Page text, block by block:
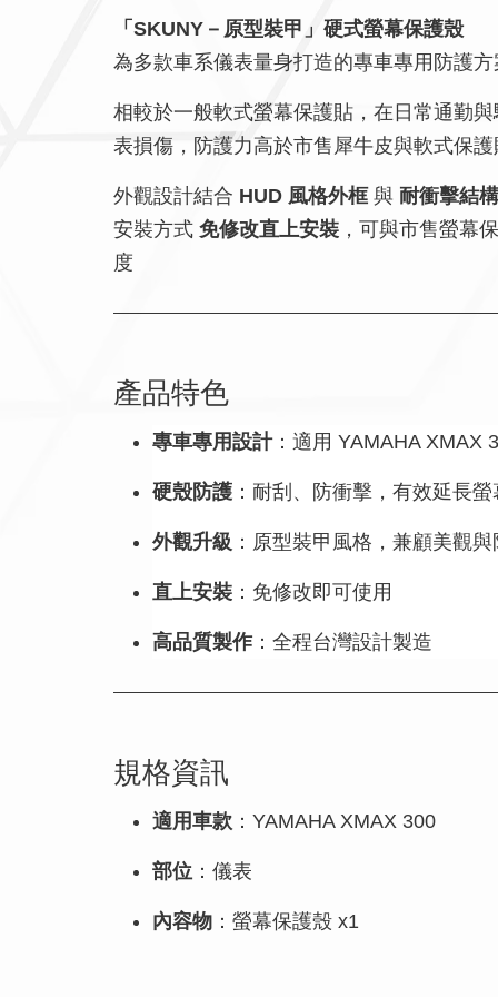
「SKUNY－原型裝甲」硬式螢幕保護殼
為多款車系儀表量身打造的專車專用防護
相較於一般軟式螢幕保護貼，在日常通勤
表損傷，防護力高於市售犀牛皮與軟式保護
外觀設計結合 HUD 風格外框與 耐衝擊結構
安裝方式 免修改直上安裝 ，可與市售螢幕
度
產品特色
專車專用設計：適用 YAMAHA XMAX
硬殼防護 ：耐刮、防衝擊，有效延長
外觀升級 ：原型裝甲風格，兼顧美觀與
直上安裝 ：免修改即可使用
高品質製作：全程台灣設計製造
規格資訊
適用車款 ：YAMAHA XMAX 300
部位 ：儀表
內容物 ：螢幕保護殼 x1